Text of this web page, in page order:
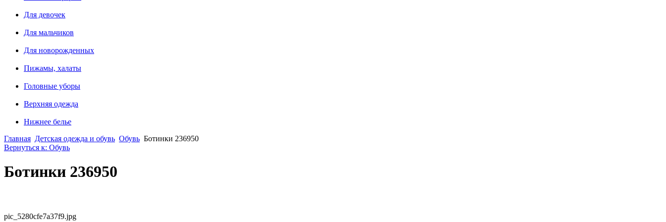
Для девочек
Для мальчиков
Для новорожденных
Пижамы, халаты
Головные уборы
Верхняя одежда
Нижнее белье
Главная Детская одежда и обувь Обувь Ботинки 236950
Вернуться к: Обувь
Ботинки 236950
pic_5280cfe7a37f9.jpg